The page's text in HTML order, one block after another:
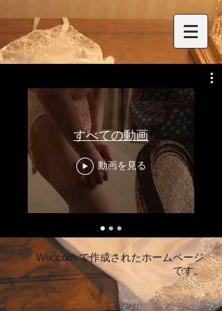
すべての動画
動画を見る
Wix.comで作成されたホームページ
です。